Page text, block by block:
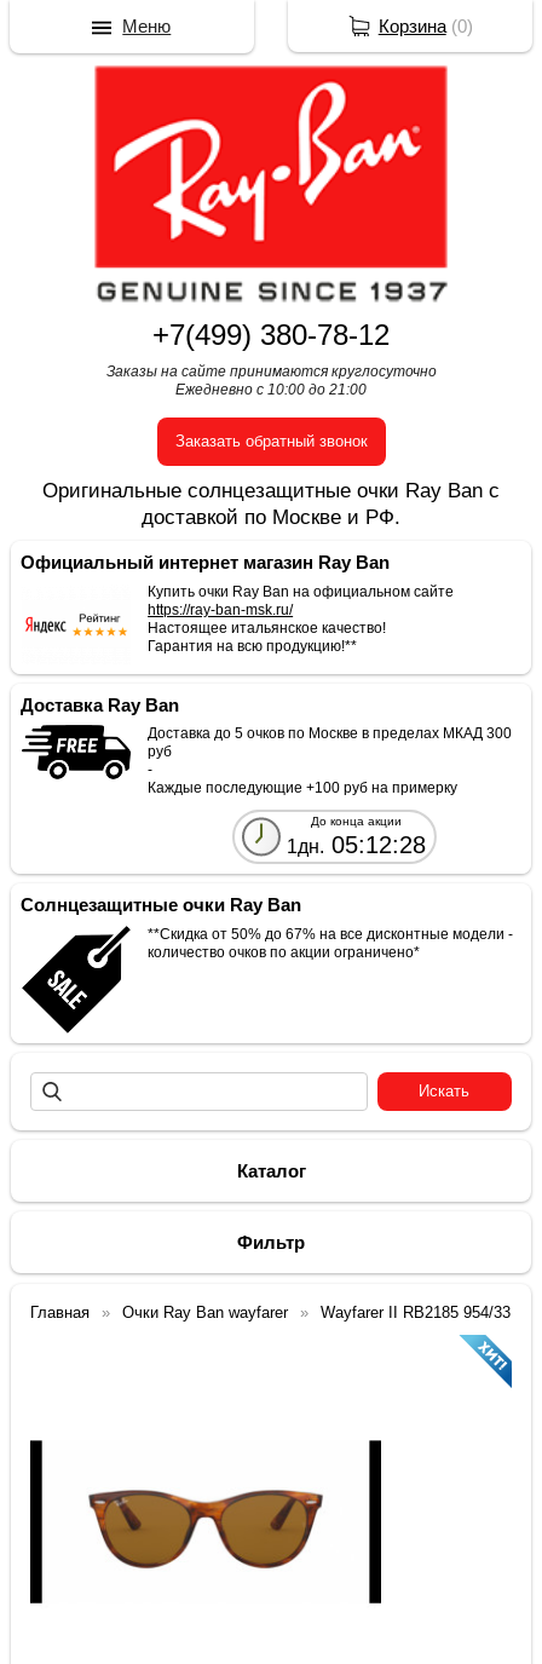
+7(499) 380-78-12
Заказы на сайте принимаются круглосуточно
Ежедневно с 10:00 до 21:00
Заказать обратный звонок
Оригинальные солнцезащитные очки Ray Ban с
доставкой по Москве и РФ.
Официальный интернет магазин Ray Ban
Купить очки Ray Ban на официальном сайте
https://ray-ban-msk.ru/
Настоящее итальянское качество!
Гарантия на всю продукцию!**
Доставка Ray Ban
Доставка до 5 очков по Москве в пределах МКАД 300
руб
-
Каждые последующие +100 руб на примерку
До конца акции
1дн. 05:12:28
Солнцезащитные очки Ray Ban
**Скидка от 50% до 67% на все дисконтные модели -
количество очков по акции ограничено*
Каталог
Фильтр
Главная Очки Ray Ban wayfarer Wayfarer II RB2185 954/33
Корзина(0)
Меню